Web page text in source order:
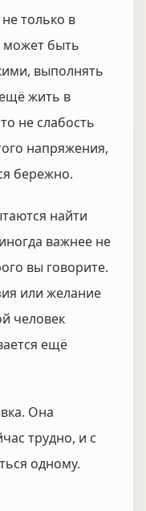
только в
может быть
выполнять
жить в
не слабость
напряжения,
бережно.
найти
важнее не
вы говорите.
или желание
человек
ещё
Она
трудно, и с
одному.